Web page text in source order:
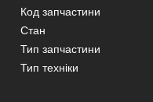
Код запчастини
Стан
Тип запчастини
Тип техніки